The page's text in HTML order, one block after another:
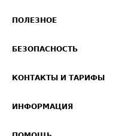
ПОЛЕЗНОЕ
Звезды ATI.SU на вашем сайте
Средние ставки
БЕЗОПАСНОСТЬ
Светофор+
КОНТАКТЫ И ТАРИФЫ
Реклама на сайте
ИНФОРМАЦИЯ